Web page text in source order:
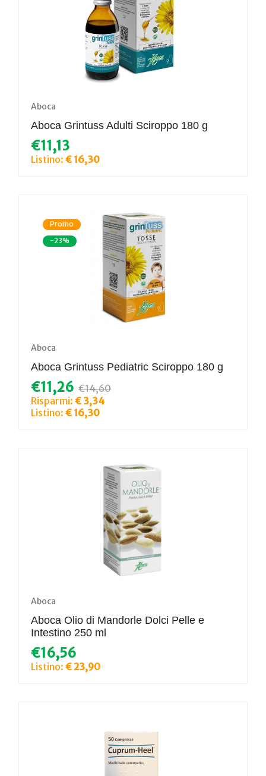
Aboca
Aboca Grintuss Adulti Sciroppo 180 g
€11,13
Listino: € 16,30
Promo
-23%
Aboca
Aboca Grintuss Pediatric Sciroppo 180 g
€11,26 €14,60
Risparmi: € 3,34
Listino: € 16,30
Aboca
Aboca Olio di Mandorle Dolci Pelle e
Intestino 250 ml
€16,56
Listino: € 23,90